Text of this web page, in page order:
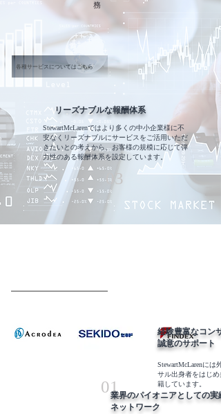
務
各種サービスについてはこちら
リーズナブルな報酬体系
StewartMcLarenではより多くの中小企業様に不
安なくリーズナブルにサービスをご活用いただ
きたいとの考えから、お客様の規模に応じて弾
力性のある報酬体系を設定しています。
03
経験豊富なコン
誠意のサポート
StewartMcLarenには
サル出身者をはじめ
籍しています。
01業界のパイオニアとしての実
ネットワーク